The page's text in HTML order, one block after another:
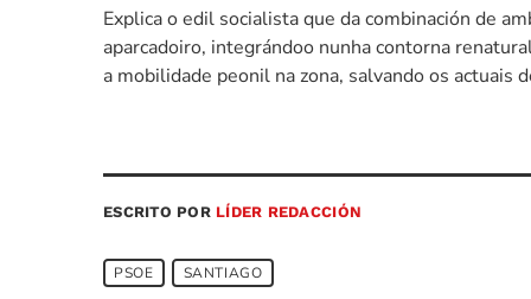
Explica o edil socialista que da combinación de
aparcadoiro, integrándoo nunha contorna
a mobilidade peonil na zona, salvando os actuais
ESCRITO POR LÍDER REDACCIÓN
PSOE SANTIAGO